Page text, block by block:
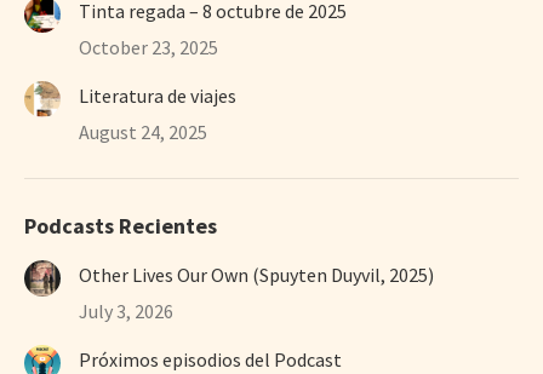
Tinta regada – 8 octubre de 2025
October 23, 2025
Literatura de viajes
August 24, 2025
Podcasts Recientes
Other Lives Our Own (Spuyten Duyvil, 2025)
July 3, 2026
Próximos episodios del Podcast